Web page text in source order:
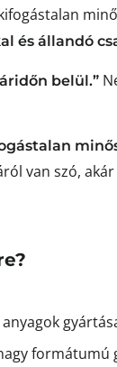
és állandó
belül.”
van szó,
formátumú